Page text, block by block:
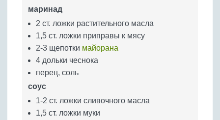
маринад
2 ст. ложки растительного масла
1,5 ст. ложки приправы к мясу
2-3 щепотки майорана
4 дольки чеснока
перец, соль
соус
1-2 ст. ложки сливочного масла
1,5 ст. ложки муки